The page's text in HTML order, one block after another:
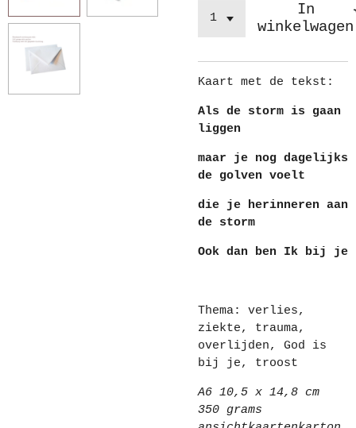
In
winkelwagen
Kaart met de tekst:
Als de storm is gaan
liggen
maar je nog dagelijks
de golven voelt
die je herinneren aan
de storm
Ook dan ben Ik bij je
Thema: verlies,
ziekte, trauma,
overlijden, God is
bij je, troost
A6 10,5 x 14,8 cm
350 grams